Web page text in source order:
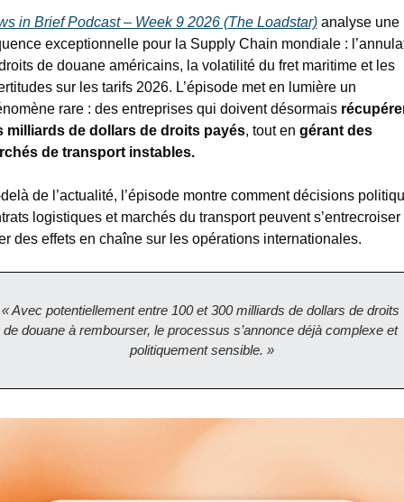
in Brief Podcast – Week 9 2026 (The Loadstar) analyse une
exceptionnelle pour la Supply Chain mondiale :
de douane américains, la volatilité du fret maritime et les
sur les tarifs 2026. L’épisode met en lumière un
rare : des entreprises qui doivent désormais
milliards de dollars de droits payés, tout en gérant des
de transport instables.
de l’actualité, l’épisode montre comment décisions
logistiques et marchés du transport peuvent s’entrecroiser
des effets en chaîne sur les opérations internationales.
« Avec potentiellement entre 100 et 300 milliards de dollars de droits
de douane à rembourser, le processus s’annonce déjà complexe et
politiquement sensible. »